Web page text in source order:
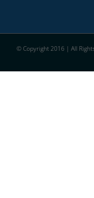
© Copyright 2016 | All